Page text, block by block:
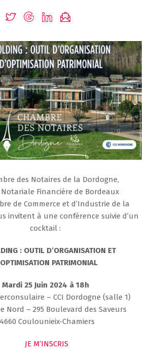
des Notaires de la Dordogne,
Notariale Financière de Bordeaux
de Commerce et d’Industrie de la
invitent à une conférence suivie d’un
cocktail :
: OUTIL D’ORGANISATION ET
PATRIMONIAL
Mardi 25 Juin 2024 à 18h
– CCI Dordogne (salle 1)
Nord – 295 Boulevard des Saveurs
Coulounieix-Chamiers
JE M’INSCRIS